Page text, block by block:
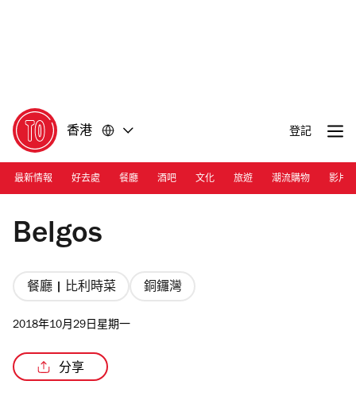
香港 登記
最新情報 好去處 餐廳 酒吧 文化 旅遊 潮流購物 影片
Jorge Petalver
Belgos
餐廳 | 比利時菜 銅鑼灣
2018年10月29日星期一
分享